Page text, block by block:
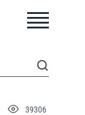
39306